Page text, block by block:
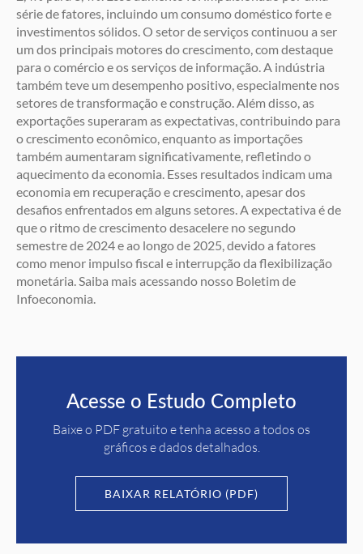
série de fatores, incluindo um consumo doméstico forte e
investimentos sólidos. O setor de serviços continuou a ser
um dos principais motores do crescimento, com destaque
para o comércio e os serviços de informação. A indústria
também teve um desempenho positivo, especialmente nos
setores de transformação e construção. Além disso, as
exportações superaram as expectativas, contribuindo para
o crescimento econômico, enquanto as importações
também aumentaram significativamente, refletindo o
aquecimento da economia. Esses resultados indicam uma
economia em recuperação e crescimento, apesar dos
desafios enfrentados em alguns setores. A expectativa é de
que o ritmo de crescimento desacelere no segundo
semestre de 2024 e ao longo de 2025, devido a fatores
como menor impulso fiscal e interrupção da flexibilização
monetária. Saiba mais acessando nosso Boletim de
Infoeconomia.
Acesse o Estudo Completo
Baixe o PDF gratuito e tenha acesso a todos os
gráficos e dados detalhados.
BAIXAR RELATÓRIO (PDF)